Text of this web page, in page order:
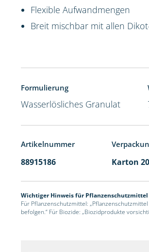
Flexible Aufwandmengen
Breit mischbar mit allen
Formulierung
Wasserlösliches Granulat
Artikelnummer
88915186 Karton
Wichtiger Hinweis für
Für Pflanzenschutzmittel:
befolgen.“ Für Biozide: „Biozidprodukte